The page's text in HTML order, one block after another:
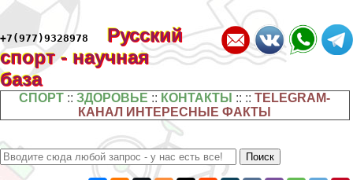
+7(977)9328978
Русский
спорт - научная
база
СПОРТ ::ЗДОРОВЬЕ :: КОНТАКТЫ :: ::TELEGRAM-
КАНАЛ ИНТЕРЕСНЫЕ ФАКТЫ